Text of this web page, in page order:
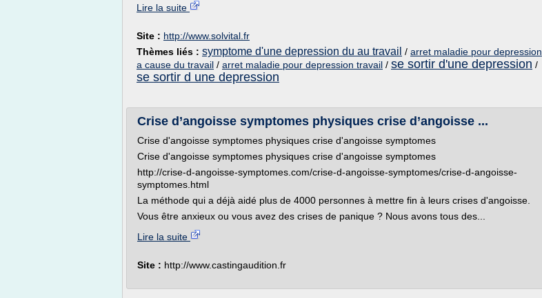
Lire la suite
Site : http://www.solvital.fr
Thèmes liés : symptome d'une depression du au travail / arret maladie pour depression
a cause du travail / arret maladie pour depression travail / se sortir d'une depression /
se sortir d une depression
Crise d’angoisse symptomes physiques crise d’angoisse ...
Crise d'angoisse symptomes physiques crise d'angoisse symptomes
Crise d'angoisse symptomes physiques crise d'angoisse symptomes
http://crise-d-angoisse-symptomes.com/crise-d-angoisse-symptomes/crise-d-angoisse-
symptomes.html
La méthode qui a déjà aidé plus de 4000 personnes à mettre fin à leurs crises d'angoisse.
Vous être anxieux ou vous avez des crises de panique ? Nous avons tous des...
Lire la suite
Site : http://www.castingaudition.fr